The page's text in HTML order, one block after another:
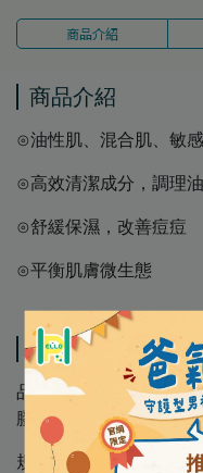
商品介紹
商品介紹
⊙油性肌、混合肌、敏
⊙高效清潔成分，調理
⊙舒緩保濕，改善痘痘
⊙平衡肌膚微生態
規格說明
品 名 │ 【理膚寶水
膠組+M (年度單入組)
規 格 │